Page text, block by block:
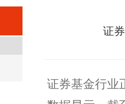
证
证券基金行业